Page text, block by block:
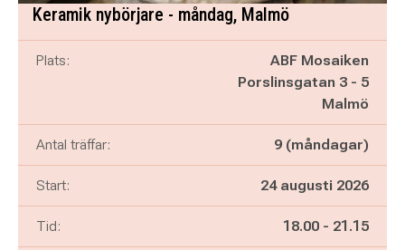
Keramik nybörjare - måndag, Malmö
Plats:
ABF Mosaiken
Porslinsgatan 3 - 5
Malmö
Antal träffar: 9 (måndagar)
Start: 24 augusti 2026
Tid: Pågår mellan
18.00 - och
21.15